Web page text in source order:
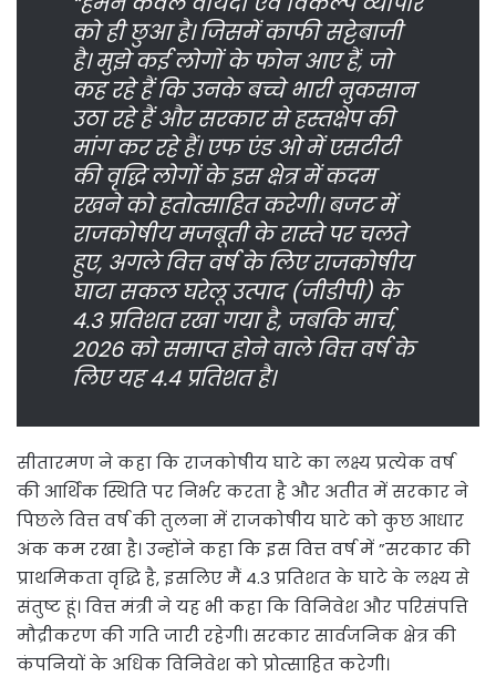
को ही छुआ है। जिसमें काफी सट्टेबाजी
है। मुझे कई लोगों के फोन आए हैं, जो
कह रहे हैं कि उनके बच्चे भारी नुकसान
उठा रहे हैं और सरकार से हस्तक्षेप की
मांग कर रहे हैं। एफ एंड ओ में एसटीटी
की वृद्धि लोगों के इस क्षेत्र में कदम
रखने को हतोत्साहित करेगी। बजट में
राजकोषीय मजबूती के रास्ते पर चलते
हुए, अगले वित्त वर्ष के लिए राजकोषीय
घाटा सकल घरेलू उत्पाद (जीडीपी) के
4.3 प्रतिशत रखा गया है, जबकि मार्च,
2026 को समाप्त होने वाले वित्त वर्ष के
लिए यह 4.4 प्रतिशत है।
सीतारमण ने कहा कि राजकोषीय घाटे का लक्ष्य प्रत्येक वर्ष
की आर्थिक स्थिति पर निर्भर करता है और अतीत में सरकार ने
पिछले वित्त वर्ष की तुलना में राजकोषीय घाटे को कुछ आधार
अंक कम रखा है। उन्होंने कहा कि इस वित्त वर्ष में ”सरकार की
प्राथमिकता वृद्धि है, इसलिए मैं 4.3 प्रतिशत के घाटे के लक्ष्य से
संतुष्ट हूं। वित्त मंत्री ने यह भी कहा कि विनिवेश और परिसंपत्ति
मौद्रीकरण की गति जारी रहेगी। सरकार सार्वजनिक क्षेत्र की
कंपनियों के अधिक विनिवेश को प्रोत्साहित करेगी।